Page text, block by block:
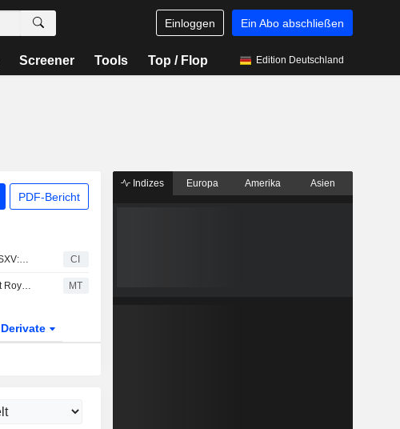
Einloggen Ein Abo abschließen
Screener Tools Top / Flop Edition Deutschland
PDF-Bericht
Empress Royalty Corp. (TSXV:EMPR) hat die Übernahme des nordamerikanischen Royalty-Portfolios von Almadex Minerals Ltd. (TSXV:DEX) abgeschlossen. CI
Almadex Minerals verkauft Royalty-Beteiligungen an Empress Royalty für 2,5 Mio. USD MT
Derivate
Indizes Europa Amerika Asien